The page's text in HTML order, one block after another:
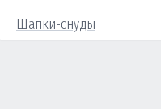
Шапки-снуды